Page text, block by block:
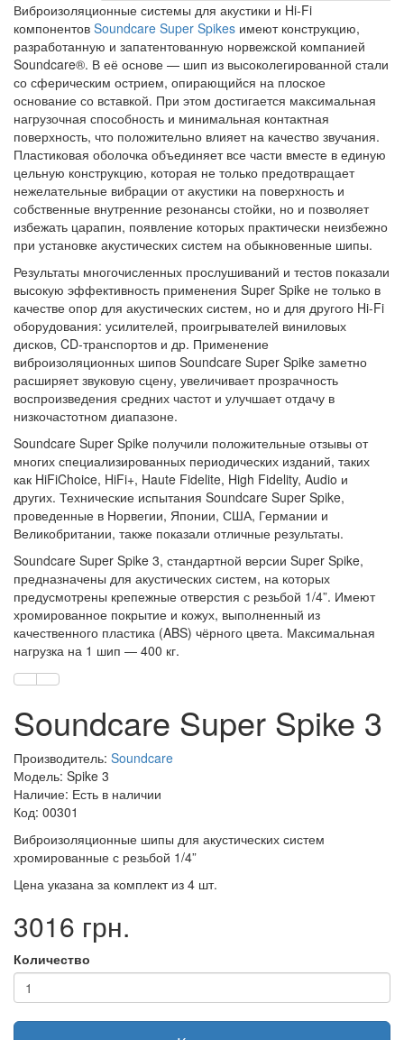
Виброизоляционные системы для акустики и Hi-Fi
компонентов Soundcare Super Spikes имеют конструкцию,
разработанную и запатентованную норвежской компанией
Soundcare®. В её основе — шип из высоколегированной стали
со сферическим острием, опирающийся на плоское
основание со вставкой. При этом достигается максимальная
нагрузочная способность и минимальная контактная
поверхность, что положительно влияет на качество звучания.
Пластиковая оболочка объединяет все части вместе в единую
цельную конструкцию, которая не только предотвращает
нежелательные вибрации от акустики на поверхность и
собственные внутренние резонансы стойки, но и позволяет
избежать царапин, появление которых практически неизбежно
при установке акустических систем на обыкновенные шипы.
Результаты многочисленных прослушиваний и тестов показали
высокую эффективность применения Super Spike не только в
качестве опор для акустических систем, но и для другого Hi-Fi
оборудования: усилителей, проигрывателей виниловых
дисков, CD-транспортов и др. Применение
виброизоляционных шипов Soundcare Super Spike заметно
расширяет звуковую сцену, увеличивает прозрачность
воспроизведения средних частот и улучшает отдачу в
низкочастотном диапазоне.
Soundcare Super Spike получили положительные отзывы от
многих специализированных периодических изданий, таких
как HiFiChoice, HiFi+, Haute Fidelite, High Fidelity, Audio и
других. Технические испытания Soundcare Super Spike,
проведенные в Норвегии, Японии, США, Германии и
Великобритании, также показали отличные результаты.
Soundcare Super Spike 3, стандартной версии Super Spike,
предназначены для акустических систем, на которых
предусмотрены крепежные отверстия с резьбой 1/4”. Имеют
хромированное покрытие и кожух, выполненный из
качественного пластика (ABS) чёрного цвета. Максимальная
нагрузка на 1 шип — 400 кг.
Soundcare Super Spike 3
Производитель: Soundcare
Модель: Spike 3
Наличие: Есть в наличии
Код: 00301
Виброизоляционные шипы для акустических систем
хромированные с резьбой 1/4”
Цена указана за комплект из 4 шт.
3016 грн.
Количество